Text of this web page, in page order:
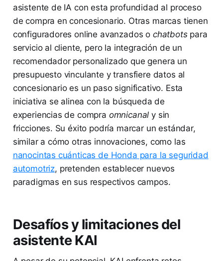
asistente de IA con esta profundidad al proceso
de compra en concesionario. Otras marcas tienen
configuradores online avanzados o chatbotspara
servicio al cliente, pero la integración de un
recomendador personalizado que genera un
presupuesto vinculante y transfiere datos al
concesionario es un paso significativo. Esta
iniciativa se alinea con la búsqueda de
experiencias de compra omnicanal y sin
fricciones. Su éxito podría marcar un estándar,
similar a cómo otras innovaciones, como las
nanocintas cuánticas de Honda para la seguridad
automotriz, pretenden establecer nuevos
paradigmas en sus respectivos campos.
Desafíos y limitaciones del
asistente KAI